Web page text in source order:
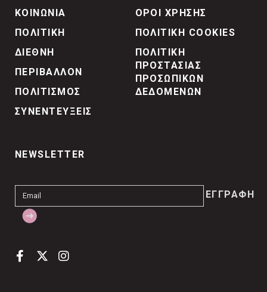
ΚΟΙΝΩΝΙΑ
ΠΟΛΙΤΙΚΗ
ΔΙΕΘΝΗ
ΠΕΡΙΒΑΛΛΟΝ
ΠΟΛΙΤΙΣΜΟΣ
ΣΥΝΕΝΤΕΥΞΕΙΣ
ΟΡΟΙ ΧΡΗΣΗΣ
ΠΟΛΙΤΙΚΗ COOKIES
ΠΟΛΙΤΙΚΗ
ΠΡΟΣΤΑΣΙΑΣ
ΠΡΟΣΩΠΙΚΩΝ
ΔΕΔΟΜΕΝΩΝ
NEWSLETTER